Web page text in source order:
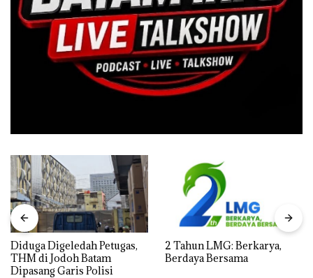
Diduga Digeledah Petugas,
THM di Jodoh Batam
Dipasang Garis Polisi
2 Tahun LMG: Berkarya,
Berdaya Bersama